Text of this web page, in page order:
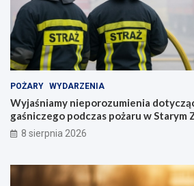
w
1
8
t
g
o
d
n
POŻARY WYDARZENIA
Wyjaśniamy nieporozumienia
gaśniczego podczas pożaru w Starym
8 sierpnia 2026